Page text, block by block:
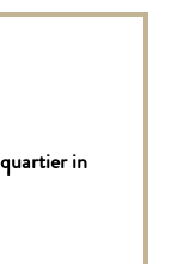
in